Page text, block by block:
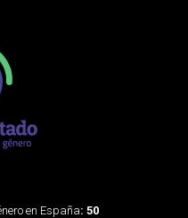
en España: 50